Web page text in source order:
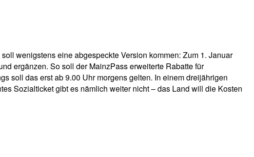
wenigstens eine abgespeckte Version kommen: Zum 1. Januar
ergänzen. So soll der MainzPass erweiterte Rabatte für
soll das erst ab 9.00 Uhr morgens gelten. In einem dreijährigen
Sozialticket gibt es nämlich weiter nicht – das Land will die Kosten